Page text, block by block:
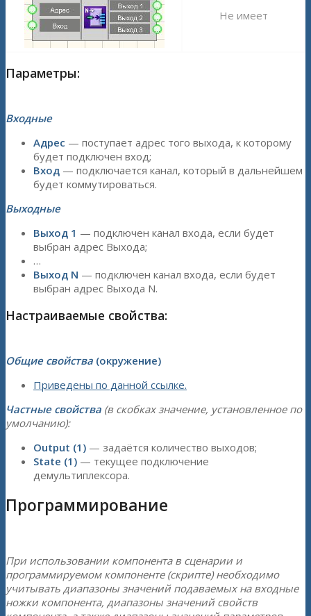
Не имеет
Параметры:
Входные
Адрес — поступает адрес того выхода, к которому
будет подключен вход;
Вход — подключается канал, который в дальнейшем
будет коммутироваться.
Выходные
Выход 1 — подключен канал входа, если будет
выбран адрес Выхода;
…
Выход N — подключен канал входа, если будет
выбран адрес Выхода N.
Настраиваемые свойства:
Общие свойства (окружение)
Приведены по данной ссылке.
Частные свойства (в скобках значение, установленное по
умолчанию):
Output (1) — задаётся количество выходов;
State (1) — текущее подключение
демультиплексора.
Программирование
При использовании компонента в сценарии и
программируемом компоненте (скрипте) необходимо
учитывать диапазоны значений подаваемых на входные
ножки компонента, диапазоны значений свойств